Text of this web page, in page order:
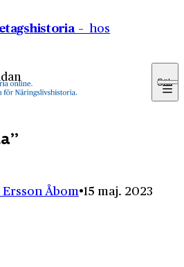
– hos
Sök
Ersson Åbom 15 maj. 2023